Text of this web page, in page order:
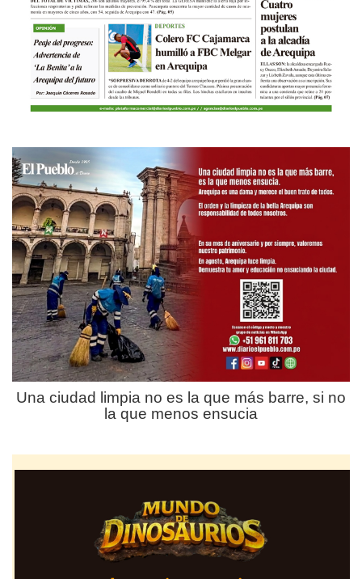
Una ciudad limpia no es la que más barre, si no
la que menos ensucia